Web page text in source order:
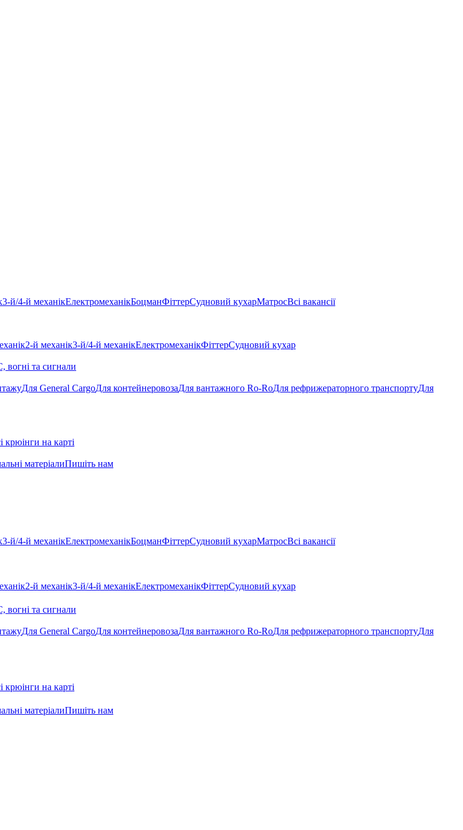
3-й/4-й механікЕлектромеханікБоцманФіттерСудновий кухарМатросВсі вакансії
2-й механік3-й/4-й механікЕлектромеханікФіттерСудновий кухар
та сигнали
Для General CargoДля контейнеровозаДля вантажного Ro-RoДля рефрижераторного транспортуДля
крюінги на карті
матеріалиПишіть нам
3-й/4-й механікЕлектромеханікБоцманФіттерСудновий кухарМатросВсі вакансії
2-й механік3-й/4-й механікЕлектромеханікФіттерСудновий кухар
та сигнали
Для General CargoДля контейнеровозаДля вантажного Ro-RoДля рефрижераторного транспортуДля
крюінги на карті
матеріалиПишіть нам